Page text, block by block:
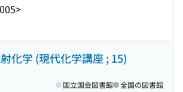
化学 (現代化学講座 ; 15)
国立国会図書館 全国の図書館